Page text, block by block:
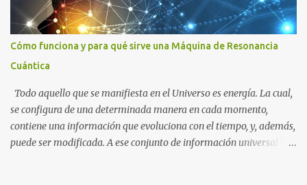
Cómo funciona y para qué sirve una Máquina de Resonancia
Cuántica
Todo aquello que se manifiesta en el Universo es energía. La cual,
se configura de una determinada manera en cada momento,
contiene una información que evoluciona con el tiempo, y, además,
puede ser modificada. A ese conjunto de información universal lo